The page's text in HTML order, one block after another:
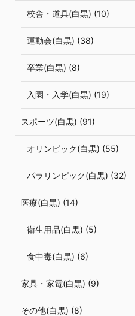
校舎・道具(白黒) (10)
運動会(白黒) (38)
卒業(白黒) (8)
入園・入学(白黒) (19)
スポーツ(白黒) (91)
オリンピック(白黒) (55)
パラリンピック(白黒) (32)
医療(白黒) (14)
衛生用品(白黒) (5)
食中毒(白黒) (6)
家具・家電(白黒) (9)
その他(白黒) (8)